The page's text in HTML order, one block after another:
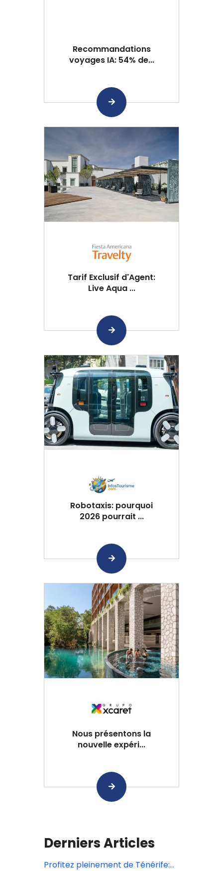
Recommandations
voyages IA: 54% de...
Tarif Exclusif d'Agent:
Live Aqua ...
Robotaxis: pourquoi
2026 pourrait ...
Nous présentons la
nouvelle expéri...
Derniers Articles
Profitez pleinement de Ténérife: